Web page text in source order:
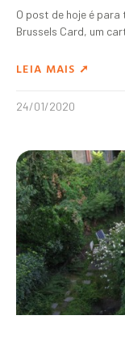
O post de hoje é
Brussels Card, um
LEIA MAIS ➚
24/01/2020